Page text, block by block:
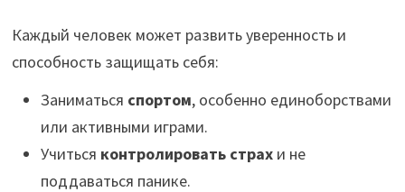
Каждый человек может развить уверенность и
способность защищать себя:
Заниматься спортом, особенно единоборствами
или активными играми.
Учиться контролировать страхи не
поддаваться панике.